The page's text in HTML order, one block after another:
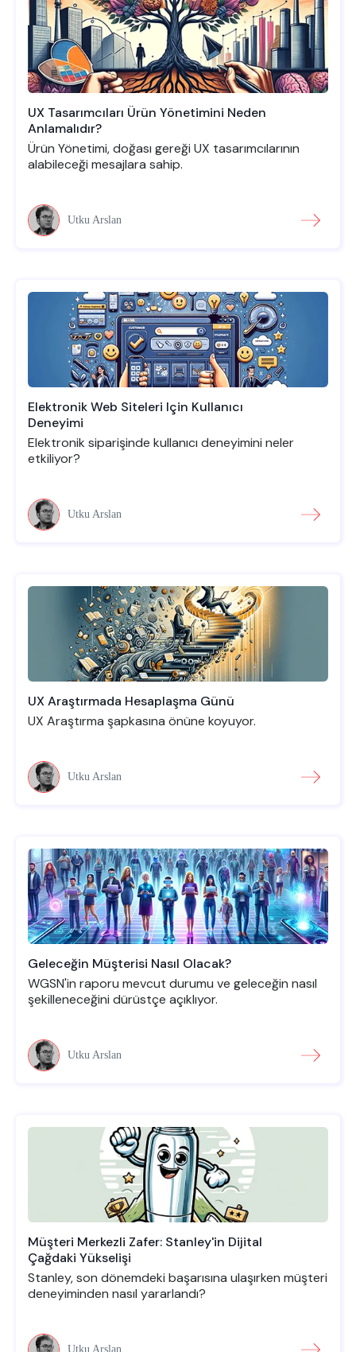
UX Tasarımcıları Ürün Yönetimini Neden
Anlamalıdır?
Ürün Yönetimi, doğası gereği UX tasarımcılarının
alabileceği mesajlara sahip.
Utku Arslan
Elektronik Web Siteleri Için Kullanıcı
Deneyimi
Elektronik siparişinde kullanıcı deneyimini neler
etkiliyor?
Utku Arslan
UX Araştırmada Hesaplaşma Günü
UX Araştırma şapkasına önüne koyuyor.
Utku Arslan
Geleceğin Müşterisi Nasıl Olacak?
WGSN'in raporu mevcut durumu ve geleceğin nasıl
şekilleneceğini dürüstçe açıklıyor.
Utku Arslan
Müşteri Merkezli Zafer: Stanley'in Dijital
Çağdaki Yükselişi
Stanley, son dönemdeki başarısına ulaşırken müşteri
deneyiminden nasıl yararlandı?
Utku Arslan